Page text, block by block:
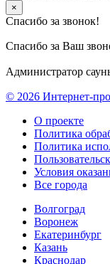
×
Спасибо за звонок!
Спасибо за Ваш
Администратор
© 2026 Интернет-
О проекте
Политика
Политика
Условия
Все города
Волгоград
Воронеж
Екатеринбург
Казань
Краснодар